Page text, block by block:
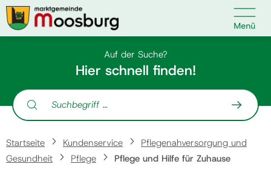
Kontakt 
Suche nach:
Startseite
Kundenservice
Auf der Suche?
Hier schnell finden!
Suche nach:
Startseite Kundenservice
Pflegenahversorgung und
Gesundheit
Pflege Pflege und Hilfe für Zuhause